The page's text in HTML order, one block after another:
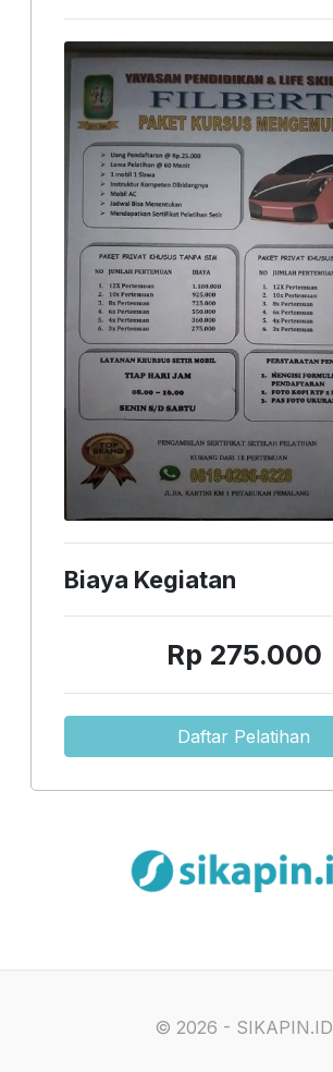
Biaya Kegiatan
Rp 275.000
Daftar Pelatihan
© 2026 - SIKAPIN.ID